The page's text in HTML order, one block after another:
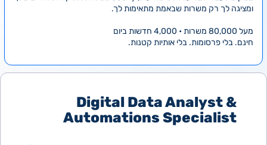
ומציגה לך רק משרות שבאמת מתאימות לך.
מעל 80,000 משרות • 4,000 חדשות ביום
חינם. בלי פרסומות. בלי אותיות קטנות.
Digital Data Analyst &
Automations Specialist